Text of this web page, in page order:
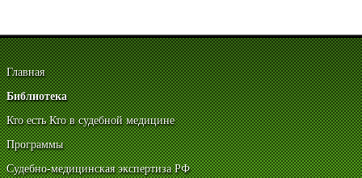
Главная
Библиотека
Кто есть Кто в судебной медицине
Программы
Судебно-медицинская экспертиза РФ